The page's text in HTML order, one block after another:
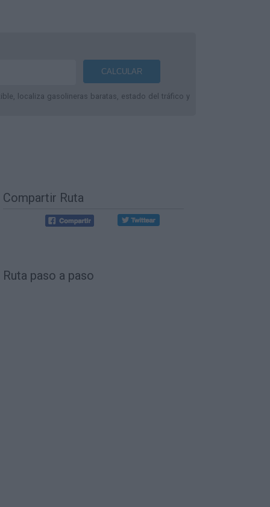
localiza gasolineras baratas, estado del tráfico y
Compartir Ruta
Ruta paso a paso